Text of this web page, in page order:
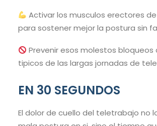
Activar los musculos erectores
para sostener mejor la postura sin
Prevenir esos molestos bloqueos
tipicos de las largas jornadas de
EN 30 SEGUNDOS
El dolor de cuello del teletrabajo no